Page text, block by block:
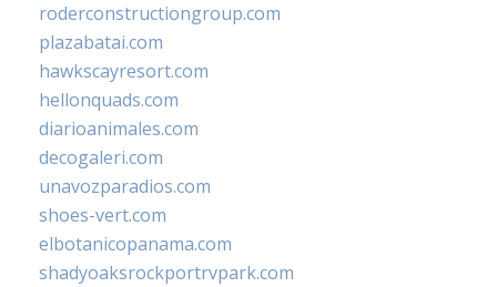
roderconstructiongroup.com
plazabatai.com
hawkscayresort.com
hellonquads.com
diarioanimales.com
decogaleri.com
unavozparadios.com
shoes-vert.com
elbotanicopanama.com
shadyoaksrockportrvpark.com